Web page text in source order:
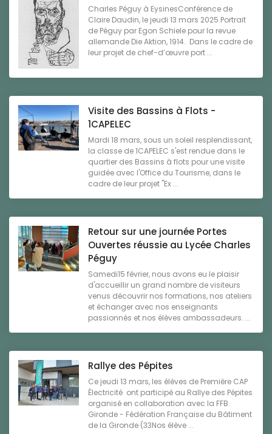
Charles Péguy à EysinesConférence de
Claire Daudin, le jeudi 13 mars 2025.Portrait
de Péguy par Egon Schiele pour la revue
allemande Die Aktion, 1914. Dans le cadre de
leur projet de chef-d’œuvre port ...
Visite des Bassins à Flots -
1CAPELEC
Mardi 18 mars, sous un soleil resplendissant,
la classe de 1CAPELEC s'est rendue dans le
quartier des Bassins à flots pour une visite
guidée avec l'Office du Tourisme, dans le
cadre de leur projet "Ex ...
Retour sur une journée Portes
Ouvertes réussie au Lycée Charles
Péguy
Samedi15 février, nous avons eu le plaisir
d'accueillir un grand nombre de visiteurs
venus découvrir nos formations, nos ateliers
et échanger avec nos enseignants
passionnés et nos élèves ambassadeurs. ...
Rallye des Pépites
Ce jeudi 13 mars, les élèves de Première CAP
Électricité ont participé au Rallye des Pépites
organisé en collaboration avec la FFB
Gironde - Fédération Française du Bâtiment
de la Gironde (33Nos élève ...